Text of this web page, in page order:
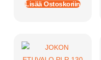
Lisää Ostoskoriin